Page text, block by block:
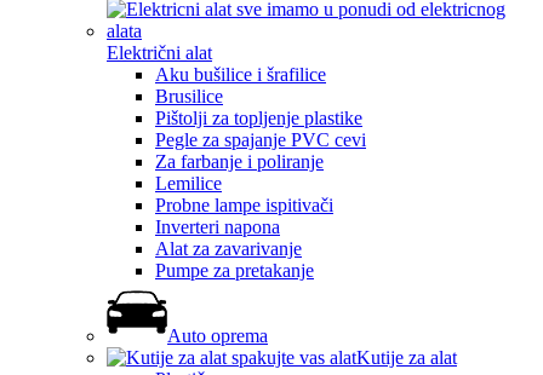
Električni alat
Aku bušilice i šrafilice
Brusilice
Pištolji za topljenje plastike
Pegle za spajanje PVC cevi
Za farbanje i poliranje
Lemilice
Probne lampe ispitivači
Inverteri napona
Alat za zavarivanje
Pumpe za pretakanje
Auto oprema
Kutije za alat